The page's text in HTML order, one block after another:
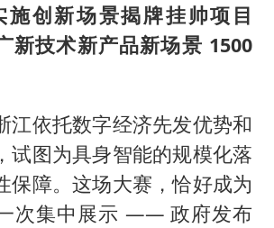
施创新场景揭牌挂帅项目
新技术新产品新场景 1500
江依托数字经济先发优势和
试图为具身智能的规模化落
保障。这场大赛，恰好成为
次集中展示 —— 政府发布